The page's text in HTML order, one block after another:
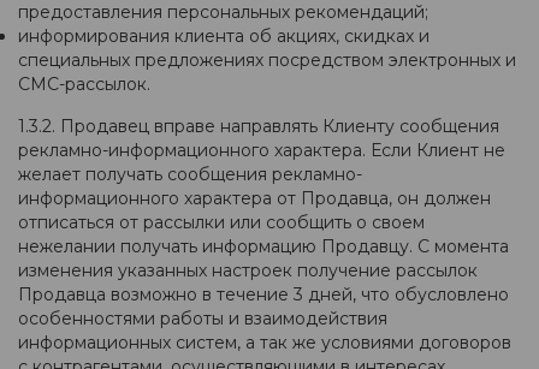
предоставления персональных рекомендаций;
информирования клиента об акциях, скидках и
специальных предложениях посредством электронных и
СМС-рассылок.
1.3.2. Продавец вправе направлять Клиенту сообщения
рекламно-информационного характера. Если Клиент не
желает получать сообщения рекламно-
информационного характера от Продавца, он должен
отписаться от рассылки или сообщить о своем
нежелании получать информацию Продавцу. С момента
изменения указанных настроек получение рассылок
Продавца возможно в течение 3 дней, что обусловлено
особенностями работы и взаимодействия
информационных систем, а так же условиями договоров